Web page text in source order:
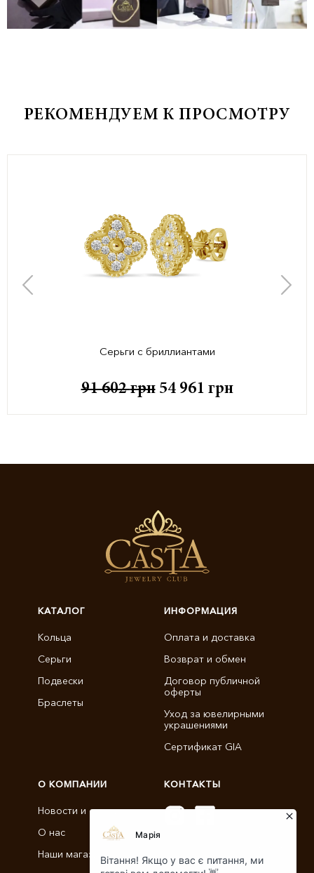
РЕКОМЕНДУЕМ К ПРОСМОТРУ
Серьги с бриллиантами
91 602грн 54 961 грн
КАТАЛОГ
Кольца
Серьги
Подвески
Браслеты
ИНФОРМАЦИЯ
Оплата и доставка
Возврат и обмен
Договор публичной
оферты
Уход за ювелирными
украшениями
Сертификат GIA
О КОМПАНИИ
Новости и статьи
О нас
Наши магазины
КОНТАКТЫ